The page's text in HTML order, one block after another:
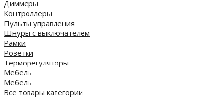
Диммеры
Контроллеры
Пульты управления
Шнуры с выключателем
Рамки
Розетки
Терморегуляторы
Мебель
Мебель
Все товары категории